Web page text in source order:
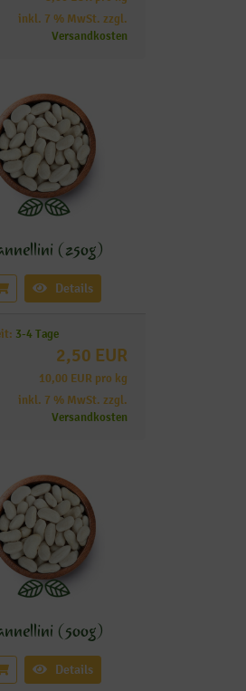
inkl. 7 % MwSt. zzgl.
Versandkosten
(250g)
Details
3-4 Tage
2,50 EUR
10,00 EUR pro kg
inkl. 7 % MwSt. zzgl.
Versandkosten
(500g)
Details